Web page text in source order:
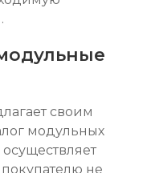
своим
модульных
не